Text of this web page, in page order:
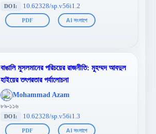
DOI: 10.62328/sp.v56i1.2
PDF AI সংলাপে
বাঙালি মুসলমানের পরিচয়ের রাজনীতি: মুহম্মদ আবদুল
হাইয়ের তৎপরতার পর্যালোচনা
';
};">
Mohammad Azam
৮৯-১১৬
DOI: 10.62328/sp.v56i1.3
PDF AI সংলাপে